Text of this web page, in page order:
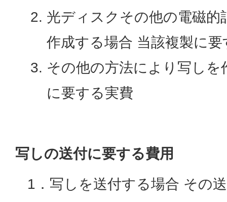
光ディスクその他の電磁的
作成する場合 当該複製に要
その他の方法により写しを
に要する実費
写しの送付に要する費用
1．写しを送付する場合 その